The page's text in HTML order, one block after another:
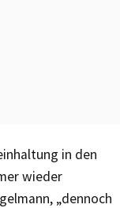
in den
wieder
„dennoch